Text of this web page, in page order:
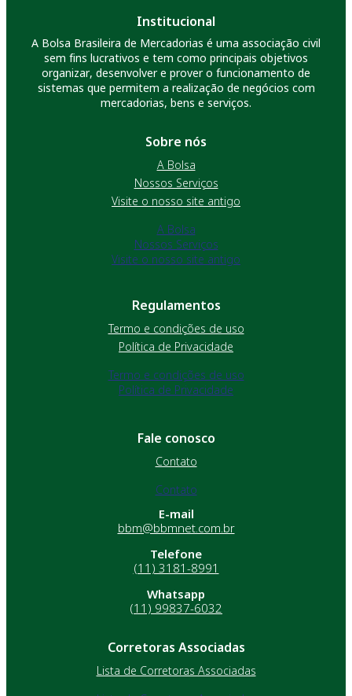
Institucional
A Bolsa Brasileira de Mercadorias é uma associação civil
sem fins lucrativos e tem como principais objetivos
organizar, desenvolver e prover o funcionamento de
sistemas que permitem a realização de negócios com
mercadorias, bens e serviços.
Sobre nós
A Bolsa
Nossos Serviços
Visite o nosso site antigo
A Bolsa
Nossos Serviços
Visite o nosso site antigo
Regulamentos
Termo e condições de uso
Política de Privacidade
Termo e condições de uso
Política de Privacidade
Fale conosco
Contato
Contato
E-mail
bbm@bbmnet.com.br
Telefone
(11) 3181-8991
Whatsapp
(11) 99837-6032
Corretoras Associadas
Lista de Corretoras Associadas